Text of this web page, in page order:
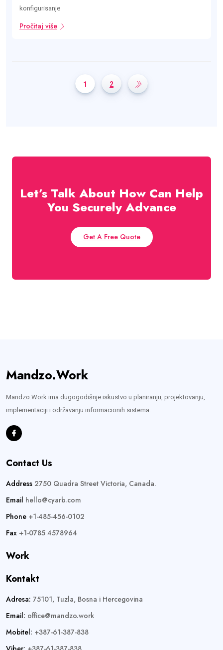
konfigurisanje
Pročitaj više
1 2
Let’s Talk About How Can Help
You Securely Advance
Get A Free Quote
Mandzo.Work
Mandzo.Work ima dugogodišnje iskustvo u planiranju, projektovanju,
implementaciji i održavanju informacionih sistema.
Contact Us
Address 2750 Quadra Street Victoria, Canada.
Email hello@cyarb.com
Phone +1-485-456-0102
Fax +1-0785 4578964
Work
Kontakt
Adresa: 75101, Tuzla, Bosna i Hercegovina
Email: office@mandzo.work
Mobitel: +387-61-387-838